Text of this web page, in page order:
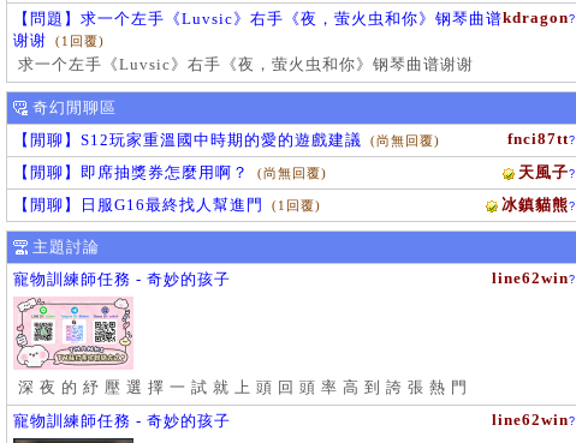
kdragon?
【問題】求一个左手《Luvsic》右手《夜，萤火虫和你》钢琴曲谱
谢谢
(1回覆)
求一个左手《Luvsic》右手《夜，萤火虫和你》钢琴曲谱谢谢
奇幻閒聊區
fnci87tt?
【閒聊】S12玩家重溫國中時期的愛的遊戲建議 (尚無回覆)
天風子?
【閒聊】即席抽獎券怎麼用啊？ (尚無回覆)
冰鎮貓熊?
【閒聊】日服G16最終找人幫進門 (1回覆)
主題討論
line62win?
寵物訓練師任務 - 奇妙的孩子
深 夜 的 紓 壓 選 擇 一 試 就 上 頭 回 頭 率 高 到 誇 張 熱 門
line62win?
寵物訓練師任務 - 奇妙的孩子